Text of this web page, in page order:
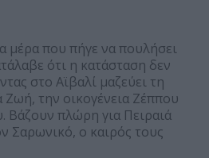
μέρα που πήγε να πουλήσει
ότι η κατάσταση δεν
στο Αϊβαλί μαζεύει τη
Ζωή, την οικογένεια Ζέππου
Βάζουν πλώρη για Πειραιά
Σαρωνικό, ο καιρός τους